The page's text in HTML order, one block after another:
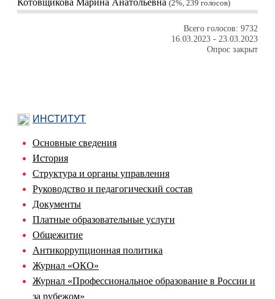
2%, 239 голосов
Всего голосов: 9732
16.03.2023 - 23.03.2023
Опрос закрыт
ИНСТИТУТ
Основные сведения
История
Структура и органы управления
Руководство и педагогический состав
Документы
Платные образовательные услуги
Общежитие
Антикоррупционная политика
Журнал «ОКО»
Журнал «Профессиональное образование в России и
за рубежом»